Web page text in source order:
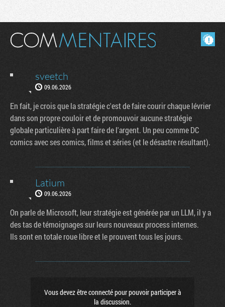
Masquer les commentaires lus.
sveetch
09.06.2026
En fait, je crois que la stratégie c'est de faire courir chaque lévrier
dans son propre couloir et de promouvoir aucune stratégie
globale particulière à part faire de l'argent. Un peu comme DC
comics avec ses comics, films et séries (et le désastre résultant).
Latium
09.06.2026
On parle de Microsoft, leur stratégie est générée par un LLM, il y a
des tas de témoignages sur leurs nouveaux process internes.
Ils sont en totale roue libre et le prouvent tous les jours.
Vous devez être connecté pour pouvoir participer à
la discussion.